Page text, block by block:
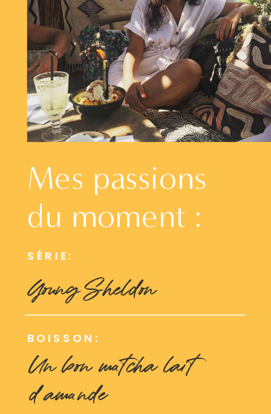
Un bon matcha lait
d'amande
BOISSON:
Young Sheldon
SÉRIE:
Mes passions
du moment :